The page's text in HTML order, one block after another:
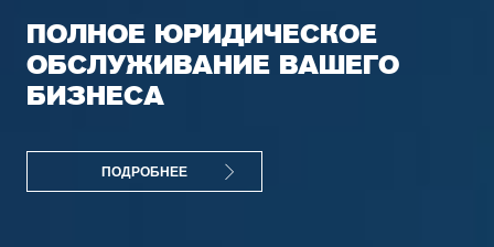
ПОЛНОЕ ЮРИДИЧЕСКОЕ
ОБСЛУЖИВАНИЕ ВАШЕГО
БИЗНЕСА
ПОДРОБНЕЕ